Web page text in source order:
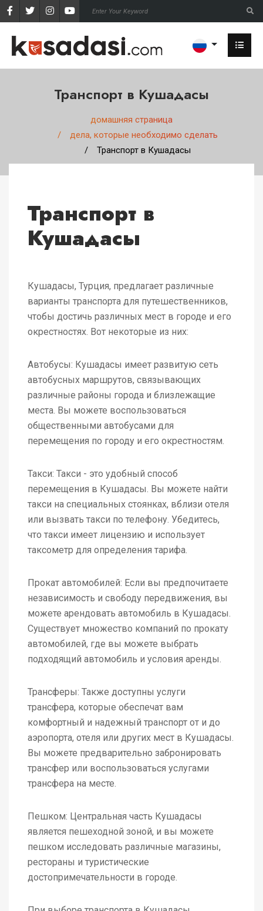
Транспорт в Кушадасы
домашняя страница
дела, которые необходимо сделать
Транспорт в Кушадасы
Транспорт в
Кушадасы
Кушадасы, Турция, предлагает различные
варианты транспорта для путешественников,
чтобы достичь различных мест в городе и его
окрестностях. Вот некоторые из них:
Автобусы: Кушадасы имеет развитую сеть
автобусных маршрутов, связывающих
различные районы города и близлежащие
места. Вы можете воспользоваться
общественными автобусами для
перемещения по городу и его окрестностям.
Такси: Такси - это удобный способ
перемещения в Кушадасы. Вы можете найти
такси на специальных стоянках, вблизи отеля
или вызвать такси по телефону. Убедитесь,
что такси имеет лицензию и использует
таксометр для определения тарифа.
Прокат автомобилей: Если вы предпочитаете
независимость и свободу передвижения, вы
можете арендовать автомобиль в Кушадасы.
Существует множество компаний по прокату
автомобилей, где вы можете выбрать
подходящий автомобиль и условия аренды.
Трансферы: Также доступны услуги
трансфера, которые обеспечат вам
комфортный и надежный транспорт от и до
аэропорта, отеля или других мест в Кушадасы.
Вы можете предварительно забронировать
трансфер или воспользоваться услугами
трансфера на месте.
Пешком: Центральная часть Кушадасы
является пешеходной зоной, и вы можете
пешком исследовать различные магазины,
рестораны и туристические
достопримечательности в городе.